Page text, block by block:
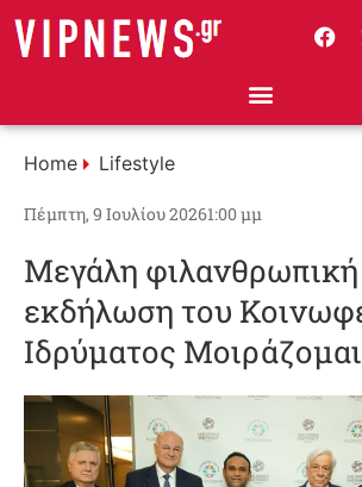
Home Lifestyle
Πέμπτη, 9 Ιουλίου 20261:00 μμ
Μεγάλη φιλανθρωπική
εκδήλωση του
Ιδρύματος Μοιράζομαι